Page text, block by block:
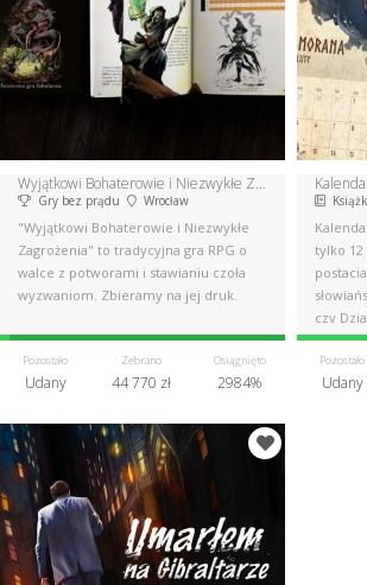
Wyjątkowi Bohaterowie i Niezwykłe Zagrożenia - gra RPG
Gry bez prądu Wrocław
"Wyjątkowi Bohaterowie i Niezwykłe
Zagrożenia" to tradycyjna gra RPG o
walce z potworami i stawianiu czoła
wyzwaniom. Zbieramy na jej druk.
Pozostało
Udany
Zebrano
44 770 zł
Osiągnięto
2984%
tylko 12
czy
Pozostało
Udany